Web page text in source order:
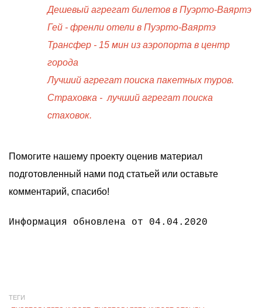
Дешевый агрегат билетов в Пуэрто-Ваяртэ
Гей - френли отели в Пуэрто-Ваяртэ
Трансфер - 15 мин из аэропорта в центр
города
Лучший агрегат поиска пакетных туров.
Страховка - лучший агрегат поиска
стаховок.
Помогите нашему проекту оценив материал
подготовленный нами под статьей или оставьте
комментарий, спасибо!
Информация обновлена от 04.04.2020
ТЕГИ